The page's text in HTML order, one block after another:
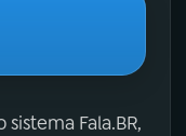
Fala.BR,